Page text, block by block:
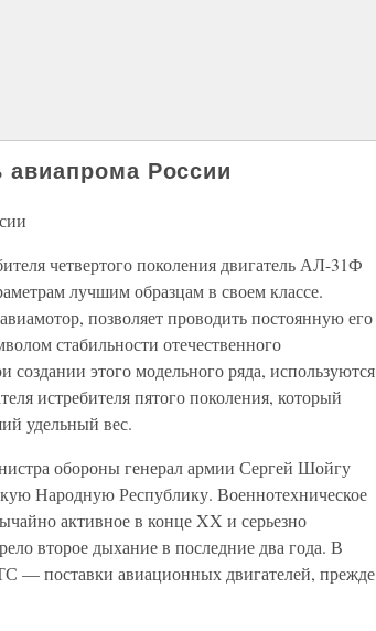
России
четвертого поколения двигатель АЛ-31Ф
лучшим образцам в своем классе.
позволяет проводить постоянную его
стабильности отечественного
этого модельного ряда, используются
истребителя пятого поколения, который
удельный вес.
обороны генерал армии Сергей Шойгу
Народную Республику. Военнотехническое
активное в конце XX и серьезно
второе дыхание в последние два года. В
— поставки авиационных двигателей, прежде